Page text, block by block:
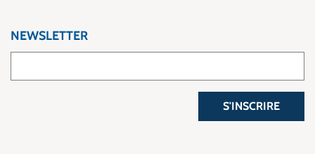
NEWSLETTER
S'INSCRIRE